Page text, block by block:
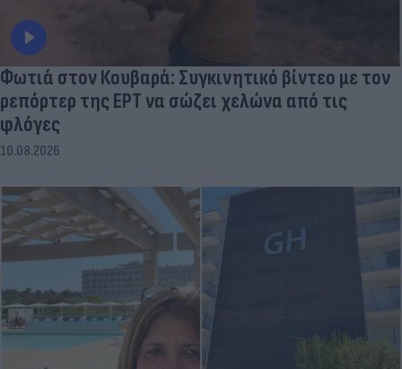
Φωτιά στον Κουβαρά: Συγκινητικό βίντεο με τον
ρεπόρτερ της ΕΡΤ να σώζει χελώνα από τις
φλόγες
10.08.2026